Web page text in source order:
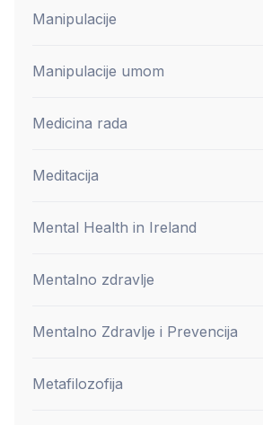
Manipulacije
Manipulacije umom
Medicina rada
Meditacija
Mental Health in Ireland
Mentalno zdravlje
Mentalno Zdravlje i Prevencija
Metafilozofija